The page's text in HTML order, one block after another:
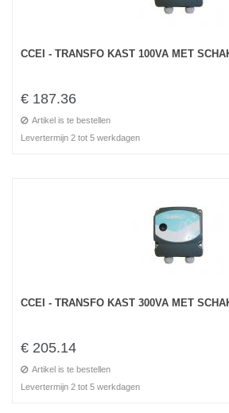
CCEI - TRANSFO KAST 100VA MET
€ 187.36
Artikel is te bestellen
Levertermijn 2 tot 5 werkdagen
CCEI - TRANSFO KAST 300VA MET
€ 205.14
Artikel is te bestellen
Levertermijn 2 tot 5 werkdagen